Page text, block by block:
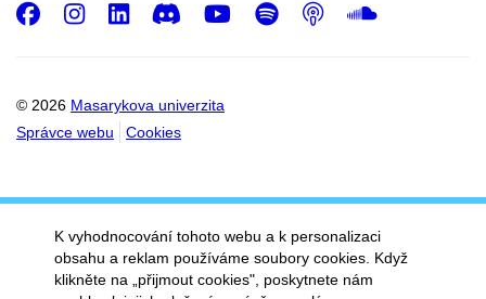
© 2026 Masarykova univerzita
Správce webu
Cookies
Facebook
Instagram
LinkedIn
DiscordYoutube
Spotify
Podcast
K vyhodnocování tohoto webu a k personalizaci
obsahu a reklam používáme soubory cookies. Když
klikněte na „přijmout cookies", poskytnete nám